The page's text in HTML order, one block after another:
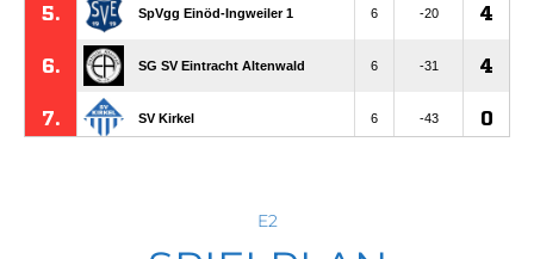
E2